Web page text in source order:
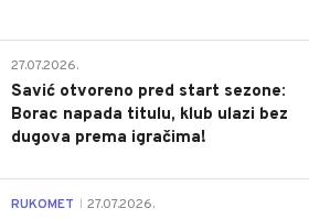
27.07.2026.
Savić otvoreno pred start sezone:
Borac napada titulu, klub ulazi bez
dugova prema igračima!
RUKOMET 27.07.2026.